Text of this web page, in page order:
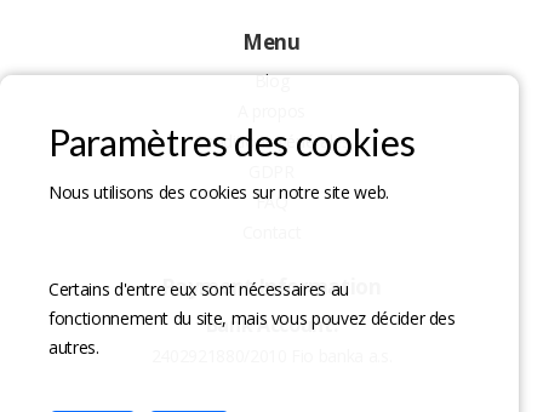
Menu
Blog
Conditions générales
FAQ
Payment Information
Bank Account:
Paramètres des cookies
Nous utilisons des cookies sur notre site web.
Certains d'entre eux sont nécessaires au
fonctionnement du site, mais vous pouvez décider des
autres.